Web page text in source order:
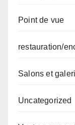
Point de vue
restauration/
Salons et
Uncategorized